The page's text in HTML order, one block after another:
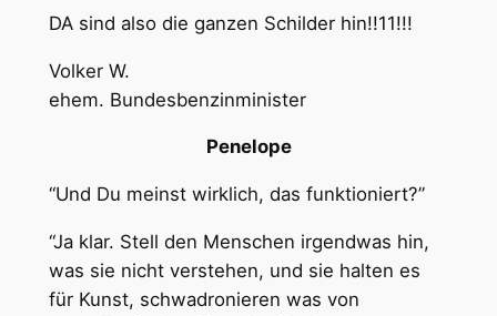
DA sind also die ganzen Schilder hin!!11!!!
Volker W.
ehem. Bundesbenzinminister
Penelope
“Und Du meinst wirklich, das funktioniert?”
“Ja klar. Stell den Menschen irgendwas hin,
was sie nicht verstehen, und sie halten es
für Kunst, schwadronieren was von